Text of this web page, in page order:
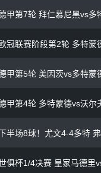
甲第7轮 拜仁慕尼黑vs多
甲第5轮 美因茨vs多特蒙
甲第4轮 多特蒙德vs沃尔
俱杯1/4决赛 皇家马德里